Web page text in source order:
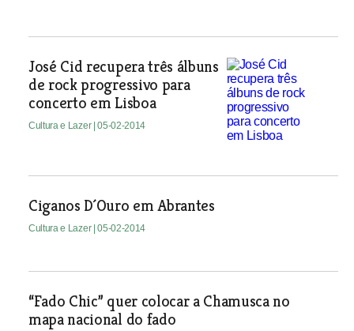
José Cid recupera três álbuns
de rock progressivo para
concerto em Lisboa
Cultura e Lazer | 05-02-2014
Ciganos D´Ouro em Abrantes
Cultura e Lazer | 05-02-2014
“Fado Chic” quer colocar a Chamusca no
mapa nacional do fado